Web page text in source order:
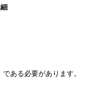
ある必要があります。